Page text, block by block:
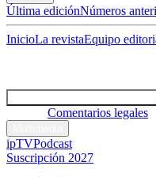
Última ediciónNúmeros
InicioLa revistaEquipo
Comentarios legales
ipTVPodcast
Suscripción 2027